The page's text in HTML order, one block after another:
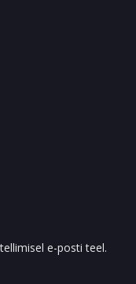
e-posti teel.